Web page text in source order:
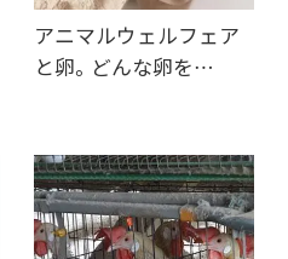
アニマルウェルフェア
と卵。どんな卵を…